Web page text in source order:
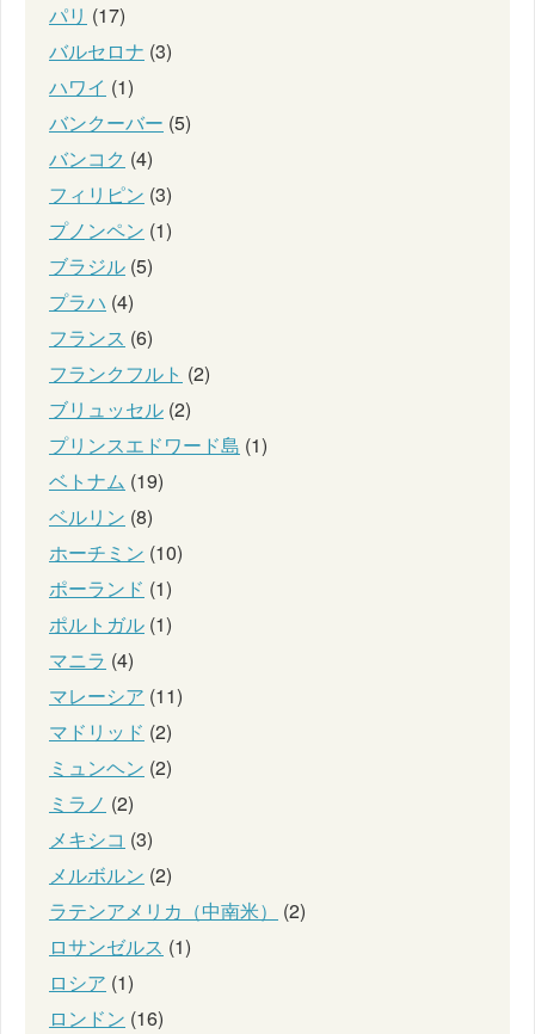
パリ (17)
バルセロナ (3)
ハワイ (1)
バンクーバー (5)
バンコク (4)
フィリピン (3)
プノンペン (1)
ブラジル (5)
プラハ (4)
フランス (6)
フランクフルト (2)
ブリュッセル (2)
プリンスエドワード島 (1)
ベトナム (19)
ベルリン (8)
ホーチミン (10)
ポーランド (1)
ポルトガル (1)
マニラ (4)
マレーシア (11)
マドリッド (2)
ミュンヘン (2)
ミラノ (2)
メキシコ (3)
メルボルン (2)
ラテンアメリカ（中南米）
(2)
ロサンゼルス (1)
ロシア (1)
ロンドン (16)